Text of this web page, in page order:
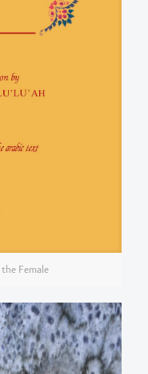
Female